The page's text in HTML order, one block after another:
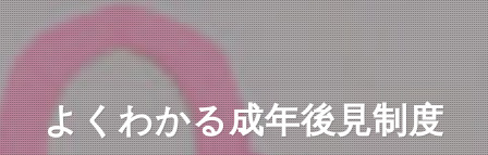
よくわかる成年後見制度